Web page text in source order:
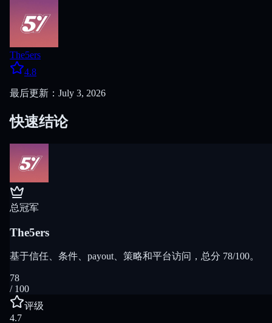
The5ers
4.8
最后更新：July 3, 2026
快速结论
总冠军
The5ers
基于信任、条件、payout、策略和平台访问，总分 78/100。
78
/ 100
评级
4.7